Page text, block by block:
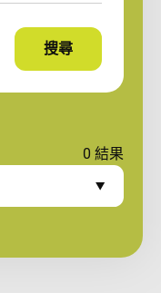
使用篩選條件
搜尋
0 結果